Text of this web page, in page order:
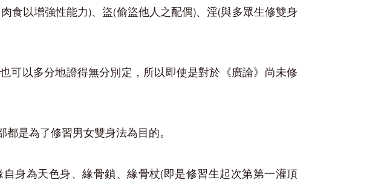
食以增強性能力)、盜(偷盜他人之配偶)、淫(與多眾生修雙身
可以多分地證得無分別定，所以即使是對於《廣論》尚未修
是為了修習男女雙身法為目的。
身為天色身、緣骨鎖、緣骨杖(即是修習生起次第第一灌頂